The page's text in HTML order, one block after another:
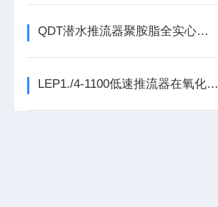
QDT潜水推流器聚胺脂全实心叶轮和玻璃钢差异
LEP1./4-1100低速推流器在氧化沟的作用